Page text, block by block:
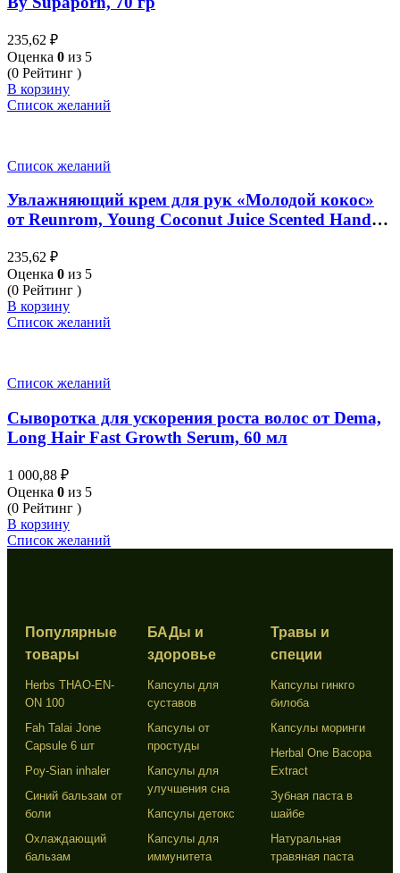
235,62 ₽
Оценка 0 из 5
(0 Рейтинг )
В корзину
Список желаний
Список желаний
Увлажняющий крем для рук «Молодой кокос»
от Reunrom, Young Coconut Juice Scented Hand
235,62 ₽
Оценка 0 из 5
(0 Рейтинг )
В корзину
Список желаний
Список желаний
Сыворотка для ускорения роста волос от Dema,
Long Hair Fast Growth Serum, 60 мл
1 000,88 ₽
Оценка 0 из 5
(0 Рейтинг )
В корзину
Список желаний
Популярные
товары
Herbs THAO-EN-
ON 100
Fah Talai Jone
Capsule 6 шт
Poy-Sian inhaler
Синий бальзам от
боли
Охлаждающий
бальзам
БАДы и
здоровье
Капсулы для
суставов
Капсулы от
простуды
Капсулы для
улучшения сна
Капсулы детокс
Капсулы для
иммунитета
Травы и
специи
Капсулы гинкго
билоба
Капсулы моринги
Herbal One Bacopa
Extract
Зубная паста в
шайбе
Натуральная
травяная паста